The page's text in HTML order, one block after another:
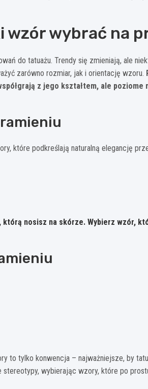
wzór wybrać na
do tatuażu. Trendy się zmieniają, ale
zarówno rozmiar, jak i orientację wzoru.
z jego kształtem, ale
które podkreślają naturalną elegancję
nosisz na skórze. Wybierz wzór,
to tylko konwencja – najważniejsze, by
wybierając wzory, które po